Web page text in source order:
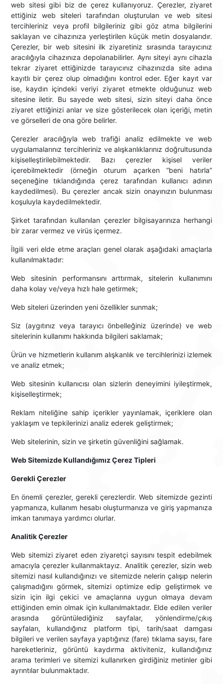
web sitesi gibi biz de çerez kullanıyoruz. Çerezler, ziyaret
ettiğiniz web siteleri tarafından oluşturulan ve web sitesi
tercihleriniz veya profil bilgileriniz gibi göz atma bilgilerini
saklayan ve cihazınıza yerleştirilen küçük metin dosyalarıdır.
Çerezler, bir web sitesini ilk ziyaretiniz sırasında tarayıcınız
aracılığıyla cihazınıza depolanabilirler. Aynı siteyi aynı cihazla
tekrar ziyaret ettiğinizde tarayıcınız cihazınızda site adına
kayıtlı bir çerez olup olmadığını kontrol eder. Eğer kayıt var
ise, kaydın içindeki veriyi ziyaret etmekte olduğunuz web
sitesine iletir. Bu sayede web sitesi, sizin siteyi daha önce
ziyaret ettiğinizi anlar ve size gösterilecek olan içeriği, metin
ve görselleri de ona göre belirler.
Çerezler aracılığıyla web trafiği analiz edilmekte ve web
uygulamalarınız tercihleriniz ve alışkanlıklarınız doğrultusunda
kişiselleştirilebilmektedir. Bazı çerezler kişisel veriler
içerebilmektedir (örneğin oturum açarken “beni hatırla”
seçeneğine tıklandığında çerez tarafından kullanıcı adının
kaydedilmesi). Bu çerezler ancak sizin onayınızın bulunması
koşuluyla kaydedilmektedir.
Şirket tarafından kullanılan çerezler bilgisayarınıza herhangi
bir zarar vermez ve virüs içermez.
İlgili veri elde etme araçları genel olarak aşağıdaki amaçlarla
kullanılmaktadır:
Web sitesinin performansını arttırmak, sitelerin kullanımını
daha kolay ve/veya hızlı hale getirmek;
Web siteleri üzerinden yeni özellikler sunmak;
Siz (aygıtınız veya tarayıcı önbelleğiniz üzerinde) ve web
sitelerinin kullanımı hakkında bilgileri saklamak;
Ürün ve hizmetlerin kullanım alışkanlık ve tercihlerinizi izlemek
ve analiz etmek;
Web sitesinin kullanıcısı olan sizlerin deneyimini iyileştirmek,
kişiselleştirmek;
Reklam niteliğine sahip içerikler yayınlamak, içeriklere olan
yaklaşım ve tepkilerinizi analiz ederek geliştirmek;
Web sitelerinin, sizin ve şirketin güvenliğini sağlamak.
Web Sitemizde Kullandığımız Çerez Tipleri
Gerekli Çerezler
En önemli çerezler, gerekli çerezlerdir. Web sitemizde gezinti
yapmanıza, kullanım hesabı oluşturmanıza ve giriş yapmanıza
imkan tanımaya yardımcı olurlar.
Analitik Çerezler
Web sitemizi ziyaret eden ziyaretçi sayısını tespit edebilmek
amacıyla çerezler kullanmaktayız. Analitik çerezler, sizin web
sitemizi nasıl kullandığınızı ve sitemizde nelerin çalışıp nelerin
çalışmadığını görmek, sitemizi optimize edip geliştirmek ve
sizin için ilgi çekici ve amaçlarına uygun olmaya devam
ettiğinden emin olmak için kullanılmaktadır. Elde edilen veriler
arasında görüntülediğiniz sayfalar, yönlendirme/çıkış
sayfaları, kullandığınız platform tipi, tarih/saat damgası
bilgileri ve verilen sayfaya yaptığınız (fare) tıklama sayısı, fare
hareketleriniz, görüntü kaydırma aktiviteniz, kullandığınız
arama terimleri ve sitemizi kullanırken girdiğiniz metinler gibi
ayrıntılar bulunmaktadır.